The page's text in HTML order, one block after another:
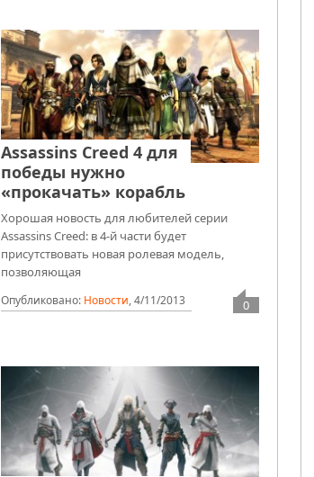
Assassins Creed 4 для
победы нужно
«прокачать» корабль
Хорошая новость для любителей серии
Assassins Creed: в 4-й части будет
присутствовать новая ролевая модель,
позволяющая
Опубликовано: Новости,4/11/2013 0